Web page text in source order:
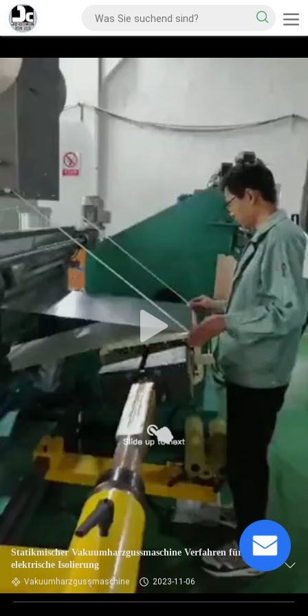
Statikmischer Vakuumharzgussmaschine Verfahren für die
elektrische Isolierung
Vakuumharzgussmaschine 2023-11-06